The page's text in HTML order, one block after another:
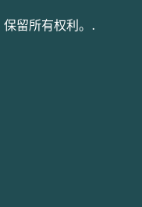
留所有权利。.